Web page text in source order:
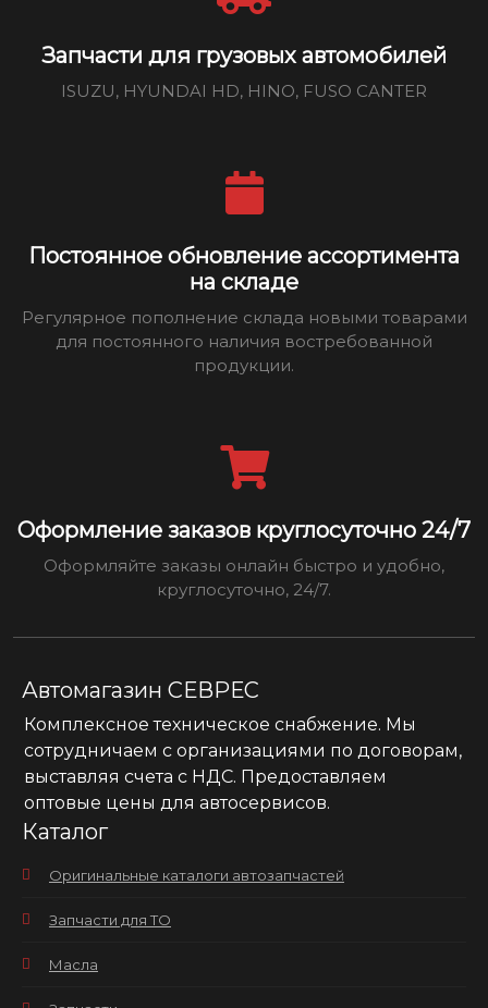
Запчасти для грузовых автомобилей
ISUZU, HYUNDAI HD, HINO, FUSO CANTER
Постоянное обновление ассортимента
на складе
Регулярное пополнение склада новыми товарами
для постоянного наличия востребованной
продукции.
Оформление заказов круглосуточно 24/7
Оформляйте заказы онлайн быстро и удобно,
круглосуточно, 24/7.
Автомагазин СЕВРЕС
Комплексное техническое снабжение. Мы
сотрудничаем с организациями по договорам,
выставляя счета с НДС. Предоставляем
оптовые цены для автосервисов.
Каталог
Оригинальные каталоги автозапчастей
Запчасти для ТО
Масла